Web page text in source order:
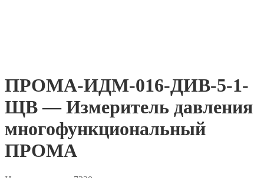
ПРОМА-ИДМ-016-ДИВ-5-1-
ЩВ — Измеритель давления
многофункциональный
ПРОМА